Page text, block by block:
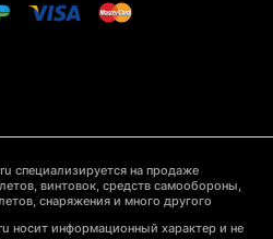
специализируется на продаже
винтовок, средств самообороны,
снаряжения и много другого
носит информационный характер и не